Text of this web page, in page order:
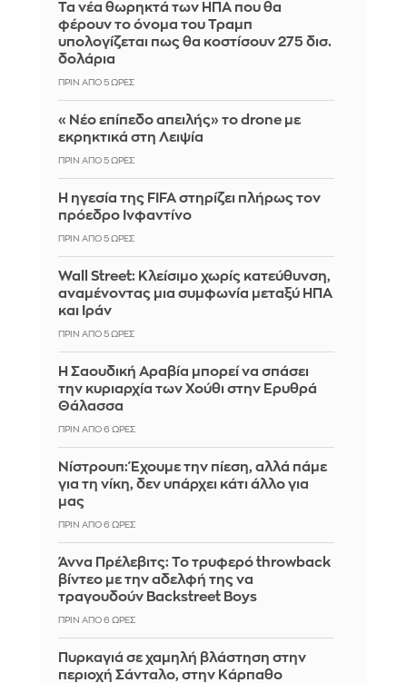
Τα νέα θωρηκτά των ΗΠΑ που θα
φέρουν το όνομα του Τραμπ
υπολογίζεται πως θα κοστίσουν 275 δισ.
δολάρια
ΠΡΙΝ ΑΠΌ 5 ΏΡΕΣ
«Νέο επίπεδο απειλής» το drone με
εκρηκτικά στη Λειψία
ΠΡΙΝ ΑΠΌ 5 ΏΡΕΣ
Η ηγεσία της FIFA στηρίζει πλήρως τον
πρόεδρο Ινφαντίνο
ΠΡΙΝ ΑΠΌ 5 ΏΡΕΣ
Wall Street: Κλείσιμο χωρίς κατεύθυνση,
αναμένοντας μια συμφωνία μεταξύ ΗΠΑ
και Ιράν
ΠΡΙΝ ΑΠΌ 5 ΏΡΕΣ
Η Σαουδική Αραβία μπορεί να σπάσει
την κυριαρχία των Χούθι στην Ερυθρά
Θάλασσα
ΠΡΙΝ ΑΠΌ 6 ΏΡΕΣ
Νίστρουπ: Έχουμε την πίεση, αλλά πάμε
για τη νίκη, δεν υπάρχει κάτι άλλο για
μας
ΠΡΙΝ ΑΠΌ 6 ΏΡΕΣ
Άννα Πρέλεβιτς: Το τρυφερό throwback
βίντεο με την αδελφή της να
τραγουδούν Backstreet Boys
ΠΡΙΝ ΑΠΌ 6 ΏΡΕΣ
Πυρκαγιά σε χαμηλή βλάστηση στην
περιοχή Σάνταλο, στην Κάρπαθο